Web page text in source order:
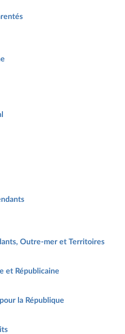
Outre-mer et Territoires
et Républicaine
la République